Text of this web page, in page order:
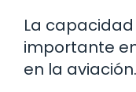
La
importante
en la aviación.